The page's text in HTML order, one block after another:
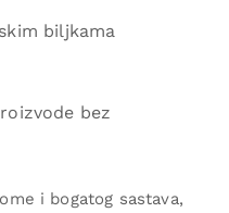
biljkama
bez
i bogatog sastava,